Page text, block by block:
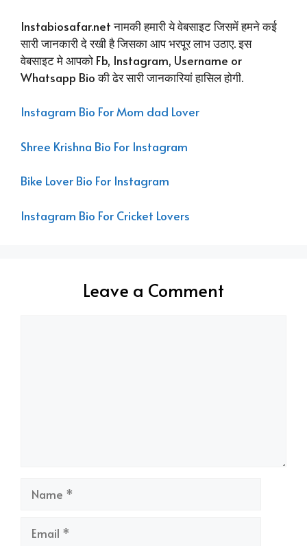
Instabiosafar.net नामकी हमारी ये वेबसाइट जिसमें हमने कई
सारी जानकारी दे रखी है जिसका आप भरपूर लाभ उठाए. इस
वेबसाइट मे आपको Fb, Instagram, Username or
Whatsapp Bio की ढेर सारी जानकारियां हासिल होगी.
Instagram Bio For Mom dad Lover
Shree Krishna Bio For Instagram
Bike Lover Bio For Instagram
Instagram Bio For Cricket Lovers
Leave a Comment